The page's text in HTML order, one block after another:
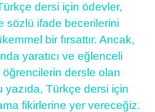
dersi için ödevler,
sözlü ifade becerilerini
bir fırsattır. Ancak,
yaratıcı ve eğlenceli
dersle olan
yazıda, Türkçe dersi için
fikirlerine yer vereceğiz.